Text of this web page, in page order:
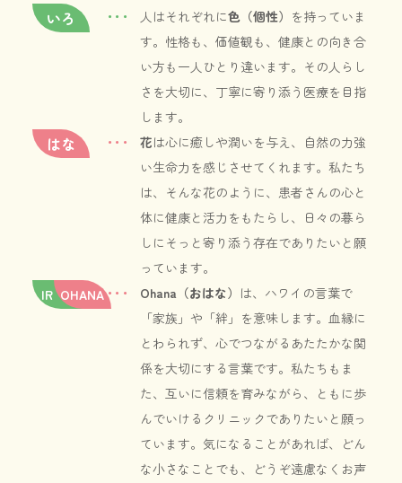
いろ 人はそれぞれに色（個性） を持っていま
す。性格も、価値観も、健康との向き合
い方も一人ひとり違います。その人らし
さを大切に、丁寧に寄り添う医療を目指
します。
はな 花は心に癒しや潤いを与え、自然の力強
い生命力を感じさせてくれます。私たち
は、そんな花のように、患者さんの心と
体に健康と活力をもたらし、日々の暮ら
しにそっと寄り添う存在でありたいと願
っています。
IR OHANA Ohana（おはな） は、ハワイの言葉で
「家族」や「絆」を意味します。血縁に
とわられず、心でつながるあたたかな関
係を大切にする言葉です。私たちもま
た、互いに信頼を育みながら、ともに歩
んでいけるクリニックでありたいと願っ
ています。気になることがあれば、どん
な小さなことでも、どうぞ遠慮なくお声